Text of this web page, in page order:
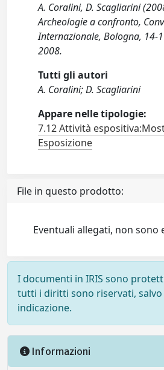
A. Coralini, D. Scagliarini
Archeologie a confronto,
Internazionale, Bologna, 14-
2008.
Tutti gli autori
A. Coralini; D. Scagliarini
Appare nelle tipologie:
7.12 Attività
Esposizione
File in questo prodotto:
Eventuali allegati, non sono
I documenti in IRIS sono
tutti i diritti sono riservati, salvo
indicazione.
Informazioni